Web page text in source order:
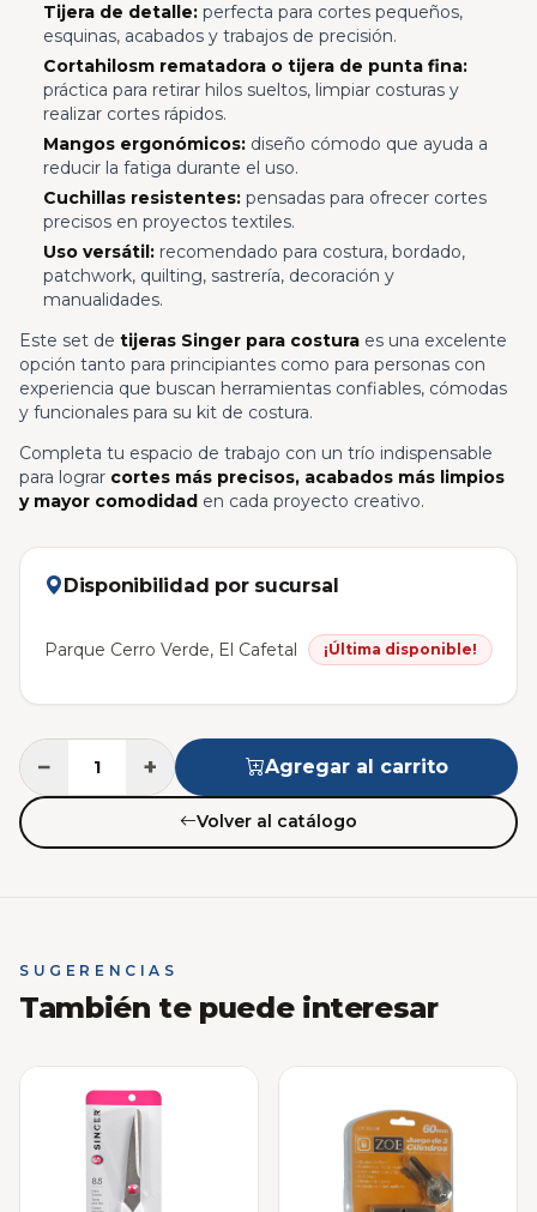
Tijera de detalle:perfecta para cortes pequeños,
esquinas, acabados y trabajos de precisión.
Cortahilosm rematadora o tijera de punta fina:
práctica para retirar hilos sueltos, limpiar costuras y
realizar cortes rápidos.
Mangos ergonómicos:diseño cómodo que ayuda a
reducir la fatiga durante el uso.
Cuchillas resistentes:pensadas para ofrecer cortes
precisos en proyectos textiles.
Uso versátil:recomendado para costura, bordado,
patchwork, quilting, sastrería, decoración y
manualidades.
Este set de tijeras Singer para costura es una excelente
opción tanto para principiantes como para personas con
experiencia que buscan herramientas confiables, cómodas
y funcionales para su kit de costura.
Completa tu espacio de trabajo con un trío indispensable
para lograr cortes más precisos, acabados más limpios
y mayor comodidad en cada proyecto creativo.
Disponibilidad por sucursal
Parque Cerro Verde, El Cafetal ¡Última disponible!
− + Agregar al carrito
Volver al catálogo
SUGERENCIAS
También te puede interesar